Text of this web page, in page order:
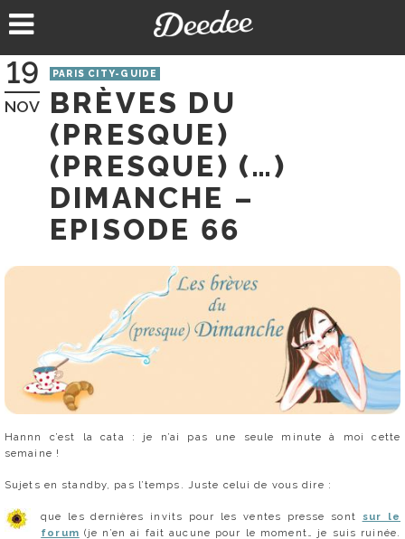
au
19
NOV
PARIS CITY-GUIDE
BRÈVES DU
(PRESQUE)
(PRESQUE) (…)
DIMANCHE –
EPISODE 66
Hannn c’est la cata : je n’ai pas une seule minute à moi cette
semaine !
Sujets en standby, pas l’temps. Juste celui de vous dire :
que les dernières invits pour les ventes presse sont
sur le
forum (je n’en ai fait aucune pour le moment… je suis ruinée.